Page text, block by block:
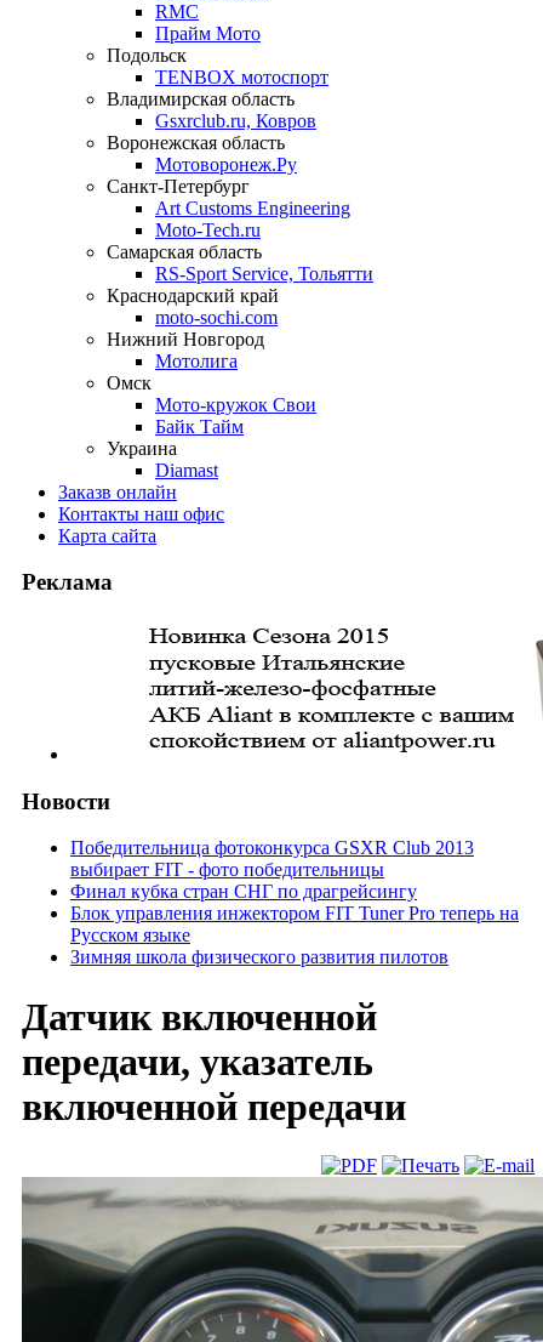
RMC
Прайм Мото
Подольск
TENBOX мотоспорт
Владимирская область
Gsxrclub.ru, Ковров
Воронежская область
Мотоворонеж.Ру
Санкт-Петербург
Art Customs Engineering
Moto-Tech.ru
Самарская область
RS-Sport Service, Тольятти
Краснодарский край
moto-sochi.com
Нижний Новгород
Мотолига
Омск
Мото-кружок Свои
Байк Тайм
Украина
Diamast
Заказв онлайн
Контакты наш офис
Карта сайта
Реклама
Новости
Победительница фотоконкурса GSXR Club 2013
выбирает FIT - фото победительницы
Финал кубка стран СНГ по драгрейсингу
Блок управления инжектором FIT Tuner Pro теперь на
Русском языке
Зимняя школа физического развития пилотов
Датчик включенной
передачи, указатель
включенной передачи